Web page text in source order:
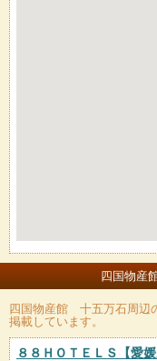
四国物産
四国物産館 十五万石周辺
掲載しています。
８８ＨＯＴＥＬＳ 【愛